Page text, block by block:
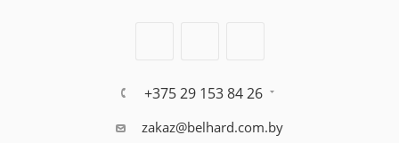
+375 29 153 84 26
zakaz@belhard.com.by